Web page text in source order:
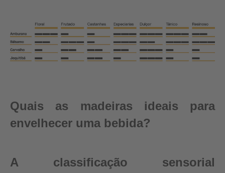
Quais as madeiras ideais para
envelhecer uma bebida?
A classificação sensorial